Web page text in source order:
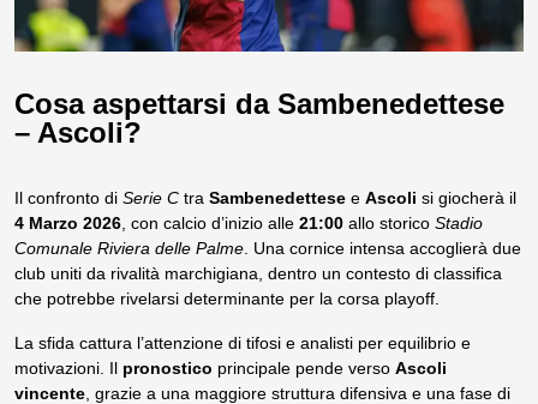
Cosa aspettarsi da Sambenedettese
– Ascoli?
Il confronto di Serie C tra Sambenedettese e Ascoli si giocherà il
4 Marzo 2026 , con calcio d’inizio alle 21:00 allo storico Stadio
Comunale Riviera delle Palme . Una cornice intensa accoglierà due
club uniti da rivalità marchigiana, dentro un contesto di classifica
che potrebbe rivelarsi determinante per la corsa playoff.
La sfida cattura l’attenzione di tifosi e analisti per equilibrio e
motivazioni. Il pronostico principale pende verso Ascoli
vincente , grazie a una maggiore struttura difensiva e una fase di